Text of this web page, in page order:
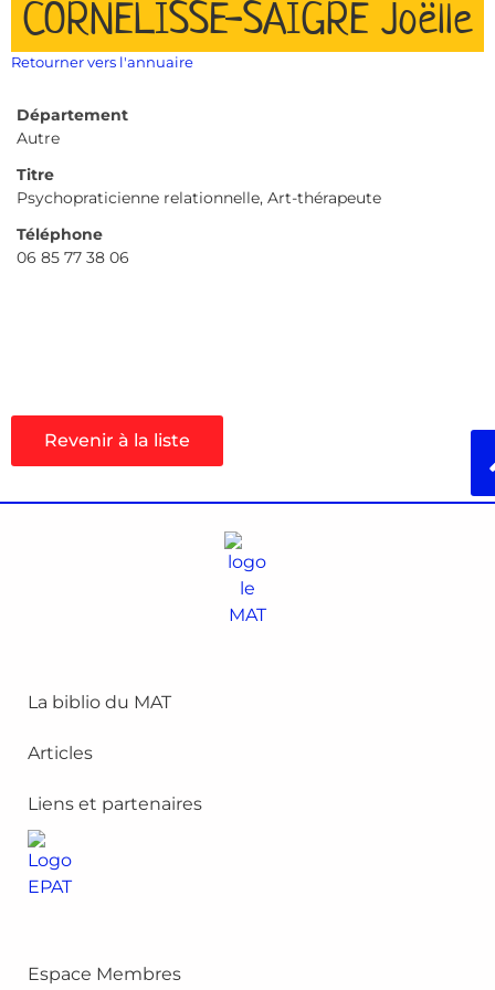
CORNELISSE-SAIGRE Joëlle
Retourner vers l'annuaire
Département
Autre
Titre
Psychopraticienne relationnelle, Art-thérapeute
Téléphone
06 85 77 38 06
Revenir à la liste
La biblio du MAT
Articles
Liens et partenaires
Espace Membres